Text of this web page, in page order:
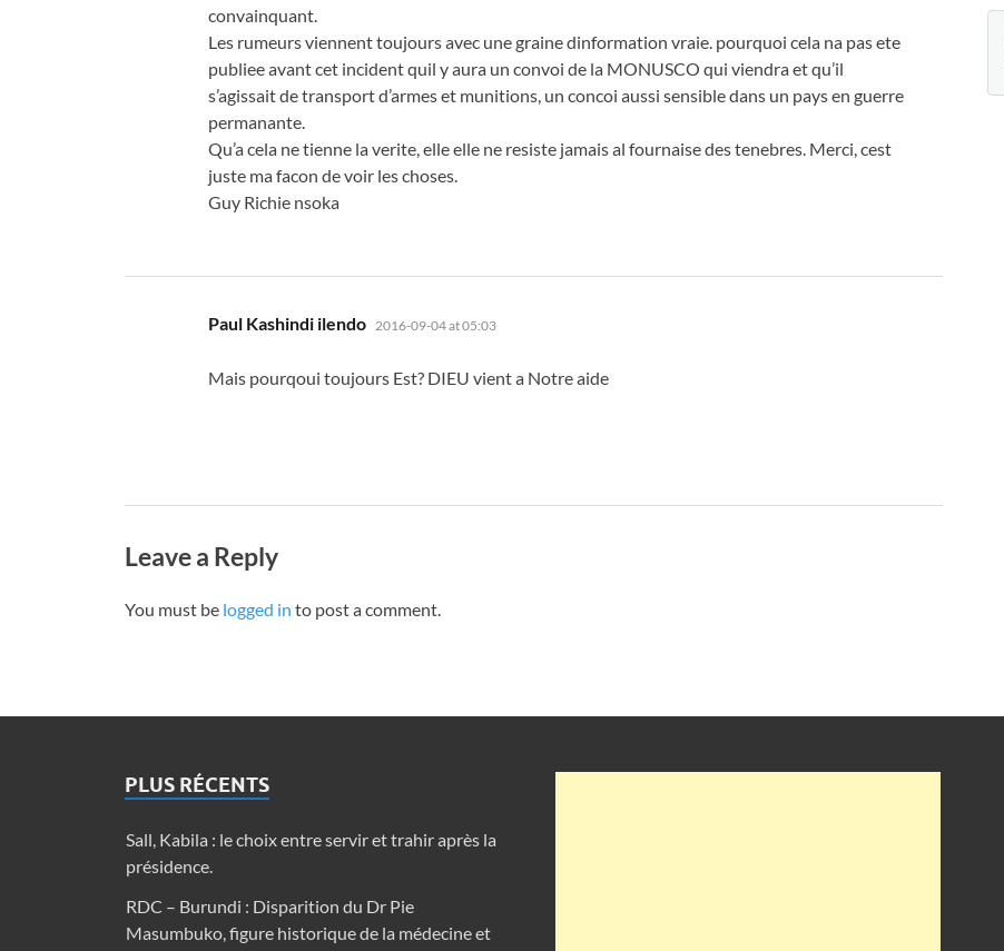
convainquant.
Les rumeurs viennent toujours avec une graine dinformation vraie. pourquoi cela na pas ete
publiee avant cet incident quil y aura un convoi de la MONUSCO qui viendra et qu’il
s’agissait de transport d’armes et munitions, un concoi aussi sensible dans un pays en guerre
permanante.
Qu’a cela ne tienne la verite, elle elle ne resiste jamais al fournaise des tenebres. Merci, cest
juste ma facon de voir les choses.
Guy Richie nsoka
Paul Kashindi ilendo says:
2016-09-04 at 05:03
Mais pourqoui toujours Est? DIEU vient a Notre aide
Leave a Reply
You must be logged in to post a comment.
PLUS RÉCENTS
Sall, Kabila : le choix entre servir et trahir après la
présidence.
RDC – Burundi : Disparition du Dr Pie
Masumbuko, figure historique de la médecine et